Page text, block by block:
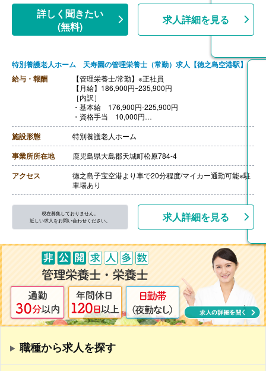
詳しく聞きたい
(無料)
求人詳細を見る
特別養護老人ホーム 天寿園の管理栄養士（常勤）求人【徳之島空港駅】
給与・報酬
【管理栄養士/常勤】※正社員
【月給】186,900円ｰ235,900円
［内訳］
・基本給 176,900円-225,900円
・資格手当 10,000円
［その他手当］
・子供就学支援手当
【賞与】年2回（計3ヶ月分）※2021年度実績
【通勤手当】あり（上限1,335円/日）
【昇給】あり
【退職金】あり※退職金共済加入
施設形態 特別養護老人ホーム
事業所所在地 鹿児島県大島郡天城町松原784-4
アクセス
徳之島子宝空港より車で20分程度/マイカー通勤可能※駐
車場あり
現在募集しておりません。
近しい求人をお問い合わせください。
求人詳細を見る
職種から求人を探す